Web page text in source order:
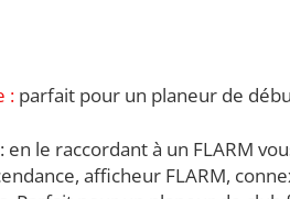
:parfait pour un planeur de
le raccordant à un FLARM
afficheur FLARM,